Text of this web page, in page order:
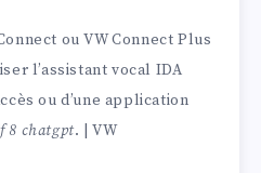
ou VW Connect Plus
l’assistant vocal IDA
ou d’une application
8 chatgpt. | VW